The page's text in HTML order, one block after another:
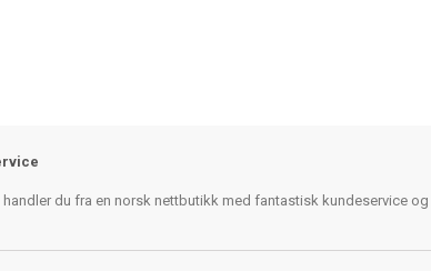
handler du fra en norsk nettbutikk med fantastisk kundeservice